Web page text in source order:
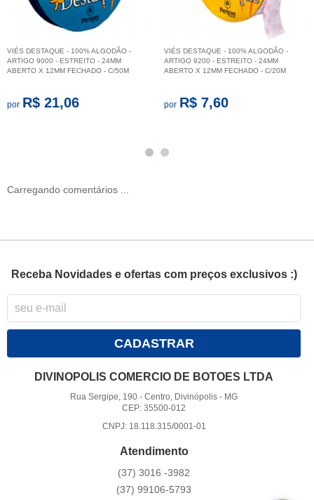
VIÉS DESTAQUE - 100% ALGODÃO -
ARTIGO 9000 - ESTREITO - 24MM
ABERTO X 12MM FECHADO - C/50M
por R$ 21,06
VIÉS DESTAQUE - 100% ALGODÃO -
ARTIGO 9200 - ESTREITO - 24MM
ABERTO X 12MM FECHADO - C/20M
por R$ 7,60
Carregando comentários ...
Receba Novidades e ofertas com preços exclusivos :)
CADASTRAR
DIVINOPOLIS COMERCIO DE BOTOES LTDA
Rua Sergipe, 190 -Centro, Divinópolis - MG
CEP: 35500-012
CNPJ: 18.118.315/0001-01
Atendimento
(37) 3016 -3982
(37) 99106-5793